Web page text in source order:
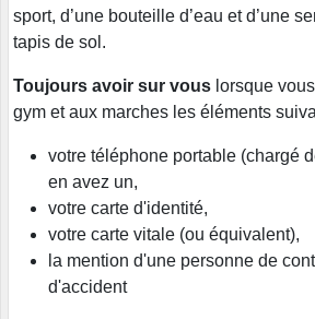
sport, d’une bouteille d’eau et d’une
tapis de sol.
Toujours avoir sur vous lorsque
gym et aux marches les éléments
votre téléphone portable (chargé
en avez un,
votre carte d'identité,
votre carte vitale (ou équivalent),
la mention d'une personne de
d'accident